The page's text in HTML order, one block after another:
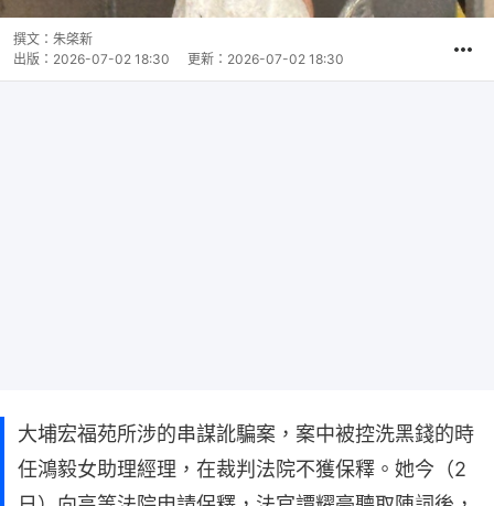
撰文： 朱棨新
出版： 2026-07-02 18:30 更新： 2026-07-02 18:30
大埔宏福苑所涉的串謀訛騙案，案中被控洗黑錢的時
任鴻毅女助理經理，在裁判法院不獲保釋。她今（2